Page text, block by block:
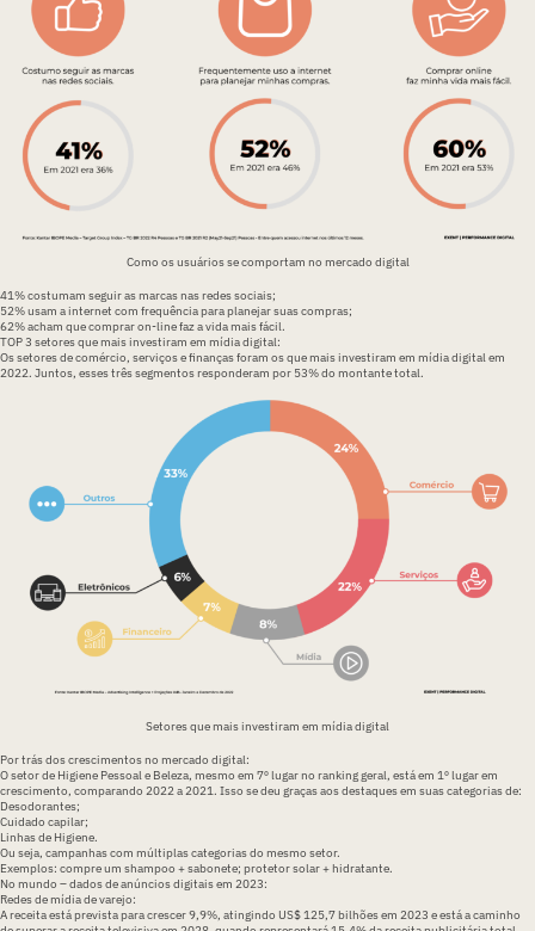
Como os usuários se comportam no mercado digital
41% costumam seguir as marcas nas redes sociais;
52% usam a internet com frequência para planejar suas compras;
62% acham que comprar on-line faz a vida mais fácil.
TOP 3 setores que mais investiram em mídia digital:
Os setores decomércio, serviços e finançasforam os que mais investiram em mídia digital em
2022. Juntos, esses três segmentos responderam por 53% do montante total.
Setores que mais investiram em mídia digital
Por trás dos crescimentos no mercado digital:
O setor de Higiene Pessoal e Beleza, mesmo em 7º lugar no ranking geral, está em 1º lugar em
crescimento, comparando 2022 a 2021. Isso se deu graças aos destaques em suas categorias de:
Desodorantes;
Cuidado capilar;
Linhas de Higiene.
Ou seja, campanhas com múltiplas categorias do mesmo setor.
Exemplos: compre um shampoo + sabonete; protetor solar + hidratante.
No mundo – dados de anúncios digitais em 2023:
Redes de mídia de varejo:
A receita está prevista para crescer 9,9%, atingindo US$ 125,7 bilhões em 2023 e está a caminho